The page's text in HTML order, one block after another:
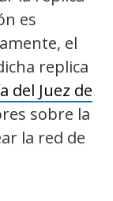
es
el
replica
del Juez de
sobre la
la red de